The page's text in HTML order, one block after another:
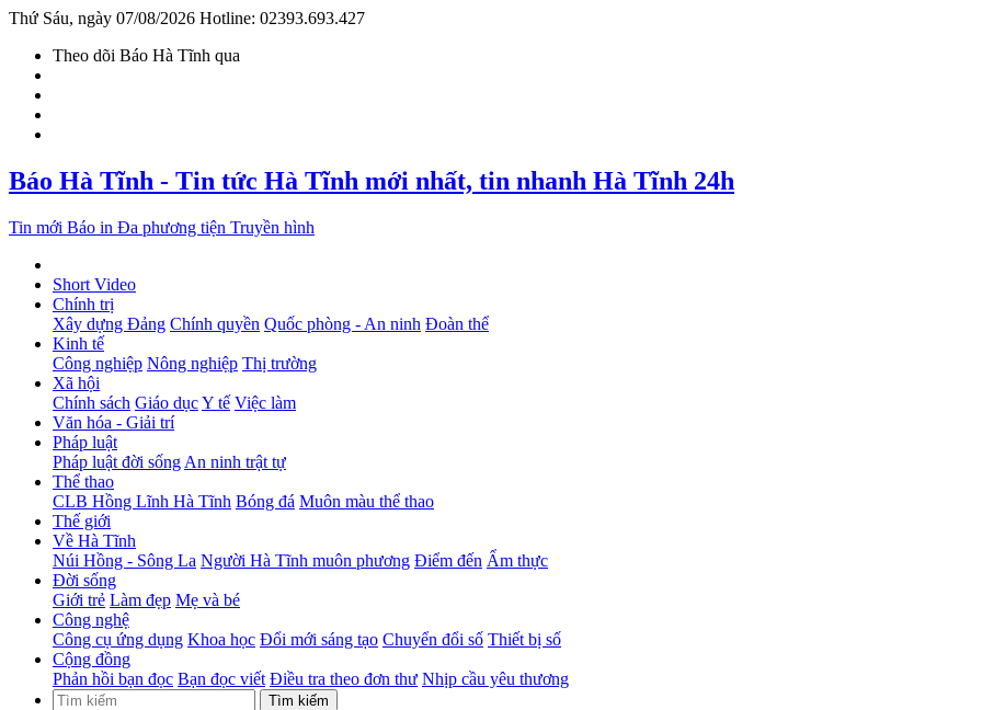
Thứ Sáu, ngày 07/08/2026 Hotline: 02393.693.427
Theo dõi Báo Hà Tĩnh qua
Báo Hà Tĩnh - Tin tức Hà Tĩnh mới nhất, tin nhanh Hà Tĩnh 24h
Tin mới Báo in Đa phương tiện Truyền hình
Short Video
Chính trị
Xây dựng Đảng Chính quyền Quốc phòng - An ninh Đoàn thể
Kinh tế
Công nghiệp Nông nghiệp Thị trường
Xã hội
Chính sách Giáo dụcY tế Việc làm
Văn hóa - Giải trí
Pháp luật
Pháp luật đời sống An ninh trật tự
Thể thao
CLB Hồng Lĩnh Hà Tĩnh Bóng đá Muôn màu thể thao
Thế giới
Về Hà Tĩnh
Núi Hồng - Sông La Người Hà Tĩnh muôn phương Điểm đến Ẩm thực
Đời sống
Giới trẻ Làm đẹp Mẹ và bé
Công nghệ
Công cụ ứng dụng Khoa học Đổi mới sáng tạo Chuyển đổi số Thiết bị số
Cộng đồng
Phản hồi bạn đọc Bạn đọc viết Điều tra theo đơn thư Nhịp cầu yêu thương
Tìm kiếm